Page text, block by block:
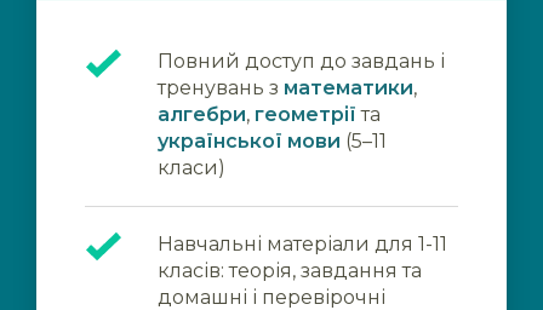
Повний доступ до завдань і
тренувань з математики,
алгебри, геометрії та
української мови (5–11
класи)
Навчальні матеріали для 1-11
класів: теорія, завдання та
домашні і перевірочні